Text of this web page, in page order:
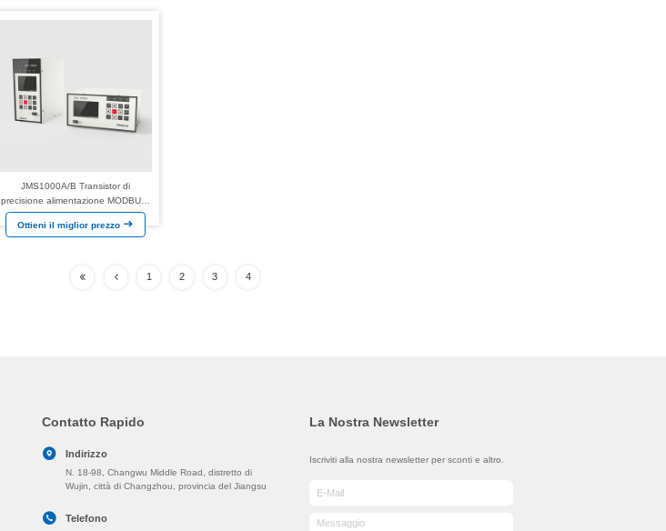
JMS1000A/B Transistor di
precisione alimentazione MODBUS-
RTU comunicazione dati scarsa
resistenza alla temperatura e FPC
Ottieni il miglior prezzo
1 2 3 4
Contatto Rapido
Indirizzo
N. 18-98, Changwu Middle Road, distretto di
Wujin, città di Changzhou, provincia del Jiangsu
Telefono
La Nostra Newsletter
Iscriviti alla nostra newsletter per sconti e altro.